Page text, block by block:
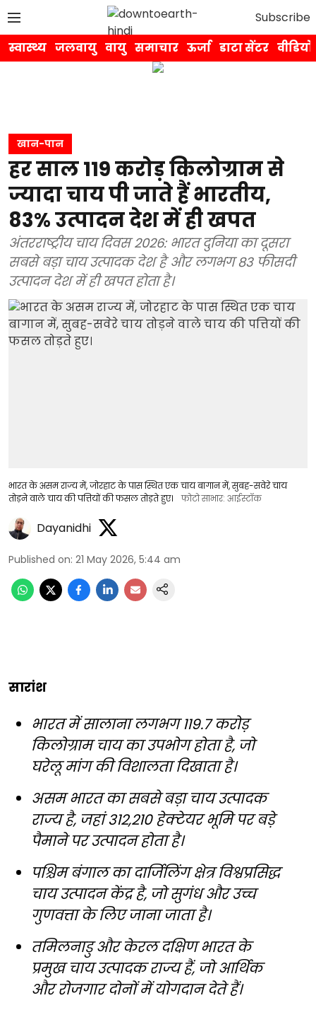
Subscribe
स्वास्थ्य जलवायु वायु समाचार ऊर्जा डाटा सेंटर वीडियो
खान-पान
हर साल 119 करोड़ किलोग्राम से
ज्यादा चाय पी जाते हैं भारतीय,
83% उत्पादन देश में ही खपत
अंतरराष्ट्रीय चाय दिवस 2026: भारत दुनिया का दूसरा
सबसे बड़ा चाय उत्पादक देश है और लगभग 83 फीसदी
उत्पादन देश में ही खपत होता है।
भारत के असम राज्य में, जोरहाट के पास स्थित एक चाय बागान में, सुबह-सवेरे चाय
तोड़ने वाले चाय की पत्तियों की फसल तोड़ते हुए।
फोटो साभार: आईस्टॉक
Dayanidhi
Published on: 21 May 2026, 5:44 am
सारांश
भारत में सालाना लगभग 119.7 करोड़
किलोग्राम चाय का उपभोग होता है, जो
घरेलू मांग की विशालता दिखाता है।
असम भारत का सबसे बड़ा चाय उत्पादक
राज्य है, जहां 312,210 हेक्टेयर भूमि पर बड़े
पैमाने पर उत्पादन होता है।
पश्चिम बंगाल का दार्जिलिंग क्षेत्र विश्वप्रसिद्ध
चाय उत्पादन केंद्र है, जो सुगंध और उच्च
गुणवत्ता के लिए जाना जाता है।
तमिलनाडु और केरल दक्षिण भारत के
प्रमुख चाय उत्पादक राज्य हैं, जो आर्थिक
और रोजगार दोनों में योगदान देते हैं।